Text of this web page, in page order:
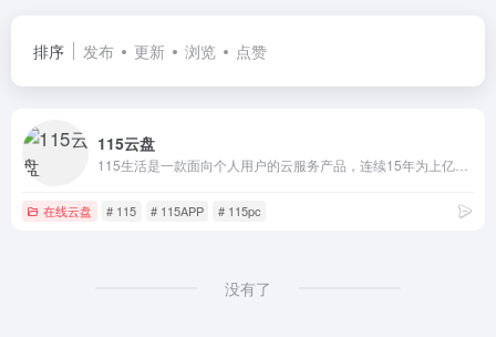
排序 发布 更新 浏览 点赞
115云盘
在线云盘 # 115 # 115APP # 115pc
没有了